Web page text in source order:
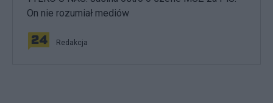
On nie rozumiał mediów
Redakcja